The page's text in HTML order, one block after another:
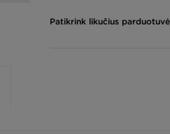
Patikrink likučius